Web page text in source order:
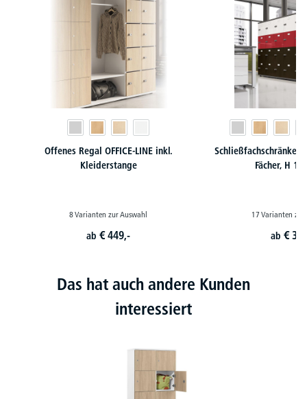
Offenes Regal OFFICE-LINE inkl.
Kleiderstange
8 Varianten zur Auswahl
ab€ 449,-
Schließfachschränke
Fächer, H
17 Varianten zur
ab€
Das hat auch andere Kunden
interessiert